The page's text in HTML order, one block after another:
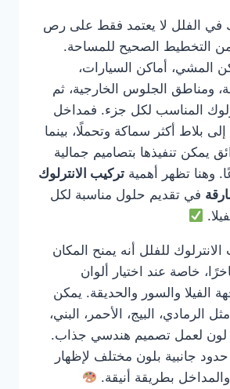
في الفلل لا يعتمد فقط على رص
من التخطيط الصحيح للمساحة.
المشي، أماكن السيارات،
ومناطق الجلوس الخارجية، ثم
المناسب لكل جزء. فمداخل
إلى بلاط أكثر سماكة وتحملًا، بينما
يمكن تنفيذها بتصاميم جمالية
وهنا تظهر أهمية تركيب الانترلوك
في تقديم حلول مناسبة لكل
للفلل أنه يمنح المكان
خاصة عند اختيار ألوان
الفيلا والسور والحديقة. يمكن
الرمادي، البيج، الأحمر، البني،
لون لعمل تصميم هندسي جذاب.
جانبية بلون مختلف لإظهار
بطريقة أنيقة.